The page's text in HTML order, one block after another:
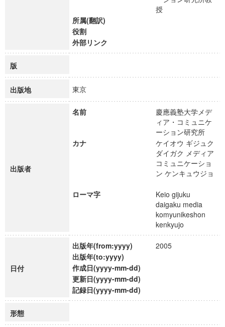
授
所属(翻訳)
役割
外部リンク
版
出版地 東京
出版者
名前
慶應義塾大学メデ
ィア・コミュニケ
ーション研究所
カナ
ケイオウ ギジュク
ダイガク メディア
コミュニケーショ
ン ケンキュウジョ
ローマ字
Keio gijuku
daigaku media
komyunikeshon
kenkyujo
日付
出版年(from:yyyy)
2005
出版年(to:yyyy)
作成日(yyyy-mm-dd)
更新日(yyyy-mm-dd)
記録日(yyyy-mm-dd)
形態